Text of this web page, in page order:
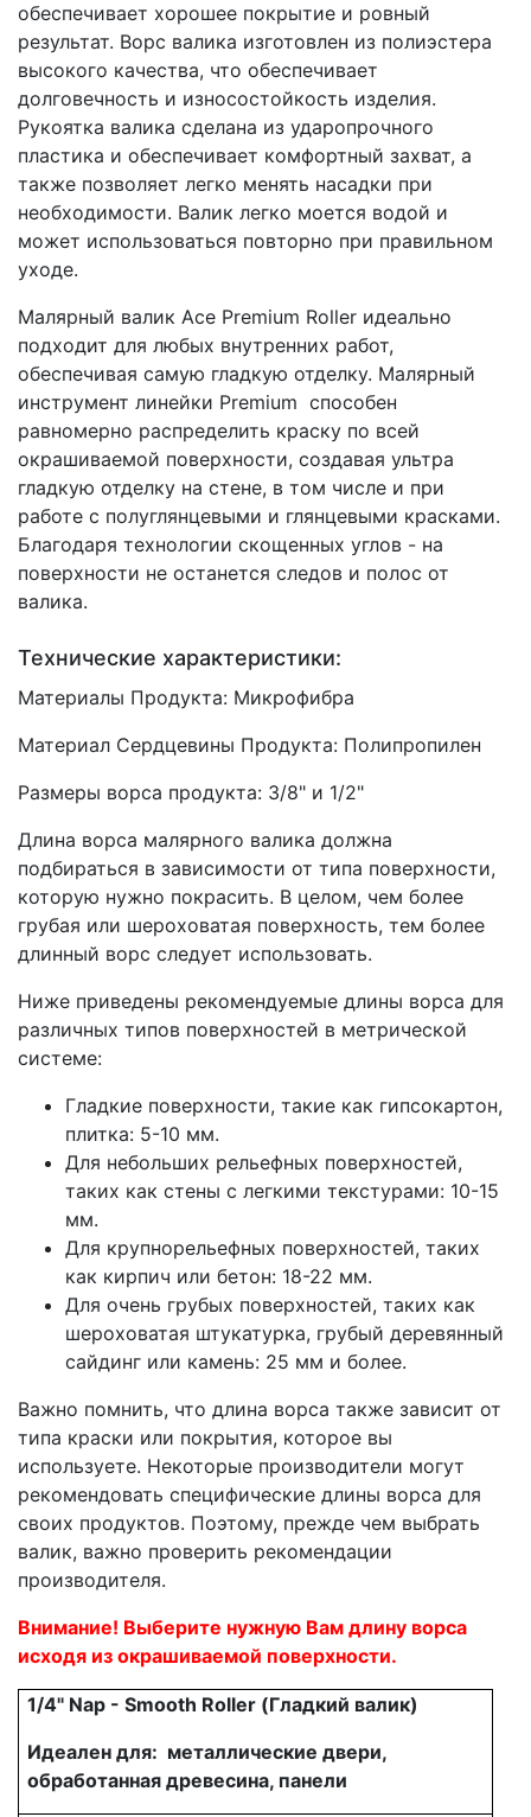
обеспечивает хорошее покрытие и ровный
результат. Ворс валика изготовлен из полиэстера
высокого качества, что обеспечивает
долговечность и износостойкость изделия.
Рукоятка валика сделана из ударопрочного
пластика и обеспечивает комфортный захват, а
также позволяет легко менять насадки при
необходимости. Валик легко моется водой и
может использоваться повторно при правильном
уходе.
Малярный валик Ace Premium Roller идеально
подходит для любых внутренних работ,
обеспечивая самую гладкую отделку. Малярный
инструмент линейки Premium способен
равномерно распределить краску по всей
окрашиваемой поверхности, создавая ультра
гладкую отделку на стене, в том числе и при
работе с полуглянцевыми и глянцевыми красками.
Благодаря технологии скощенных углов - на
поверхности не останется следов и полос от
валика.
Технические характеристики:
Материалы Продукта: Микрофибра
Материал Сердцевины Продукта: Полипропилен
Размеры ворса продукта: 3/8" и 1/2"
Длина ворса малярного валика должна
подбираться в зависимости от типа поверхности,
которую нужно покрасить. В целом, чем более
грубая или шероховатая поверхность, тем более
длинный ворс следует использовать.
Ниже приведены рекомендуемые длины ворса для
различных типов поверхностей в метрической
системе:
Гладкие поверхности, такие как гипсокартон,
плитка: 5-10 мм.
Для небольших рельефных поверхностей,
таких как стены с легкими текстурами: 10-15
мм.
Для крупнорельефных поверхностей, таких
как кирпич или бетон: 18-22 мм.
Для очень грубых поверхностей, таких как
шероховатая штукатурка, грубый деревянный
сайдинг или камень: 25 мм и более.
Важно помнить, что длина ворса также зависит от
типа краски или покрытия, которое вы
используете. Некоторые производители могут
рекомендовать специфические длины ворса для
своих продуктов. Поэтому, прежде чем выбрать
валик, важно проверить рекомендации
производителя.
Внимание! Выберите нужную Вам длину ворса
исходя из окрашиваемой поверхности.
1/4" Nap - Smooth Roller (Гладкий валик)
Идеален для: металлические двери,
обработанная древесина, панели